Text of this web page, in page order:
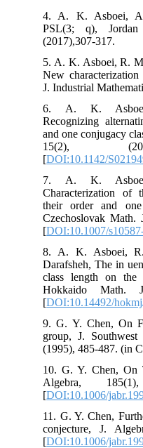
4. A. K. Asboei,
PSL(3; q),
(2017),307-317.
5. A. K. Asboei, R.
New
J. Industrial
6. A. K.
Recognizing
and one conjugacy
15(2),
[DOI:10.1142/
7. A. K.
Characterization
their order and
Czechoslovak
[DOI:10.1007/
8. A. K. Asboei,
Darafsheh, The in
class length on
Hokkaido
[DOI:10.14492/
9. G. Y. Chen, On
group, J.
(1995), 485-487. (in
10. G. Y. Chen,
Algebra,
[DOI:10.1006/
11. G. Y. Chen,
conjecture, J.
[DOI:10.1006/